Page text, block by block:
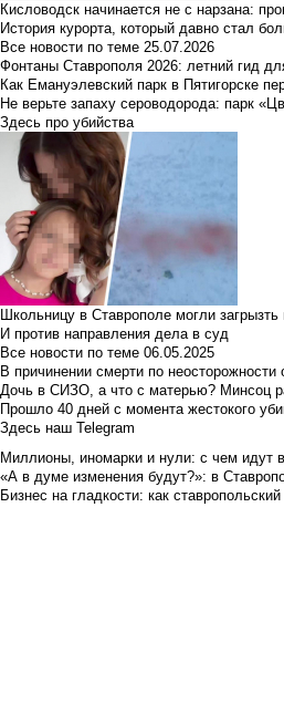
Кисловодск начинается не с нарзана:
История курорта, который давно стал
Все новости по теме 25.07.2026
Фонтаны Ставрополя 2026: летний гид
Как Емануэлевский парк в Пятигорске
Не верьте запаху сероводорода: парк
Здесь про убийства
Школьницу в Ставрополе могли
И против направления дела в суд
Все новости по теме 06.05.2025
В причинении смерти по
Дочь в СИЗО, а что с матерью? Минсоц
Прошло 40 дней с момента жестокого
Здесь наш Telegram
Миллионы, иномарки и нули: с чем идут
«А в думе изменения будут?»: в
Бизнес на гладкости: как